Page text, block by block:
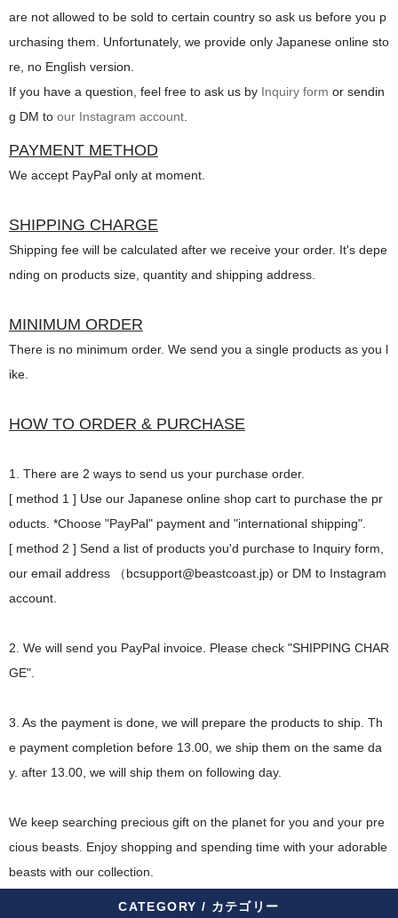
are not allowed to be sold to certain country so ask us before you p
urchasing them. Unfortunately, we provide only Japanese online sto
re, no English version.
If you have a question, feel free to ask us by Inquiry form or sendin
g DM to our Instagram account
PAYMENT METHOD
We accept PayPal only at moment.
SHIPPING CHARGE
Shipping fee will be calculated after we receive your order. It's depe
nding on products size, quantity and shipping address.
MINIMUM ORDER
There is no minimum order. We send you a single products as you l
ike.
HOW TO ORDER & PURCHASE
1. There are 2 ways to send us your purchase order.
[ method 1 ] Use our Japanese online shop cart to purchase the pr
oducts. *Choose "PayPal" payment and "international shipping".
[ method 2 ] Send a list of products you'd purchase to Inquiry form,
our email address （bcsupport@beastcoast.jp) or DM to Instagram
account.
2. We will send you PayPal invoice. Please check "SHIPPING CHAR
GE".
3. As the payment is done, we will prepare the products to ship. Th
e payment completion before 13.00, we ship them on the same da
y. after 13.00, we will ship them on following day.
We keep searching precious gift on the planet for you and your pre
cious beasts. Enjoy shopping and spending time with your adorable
beasts with our collection.
CATEGORY / カテゴリー